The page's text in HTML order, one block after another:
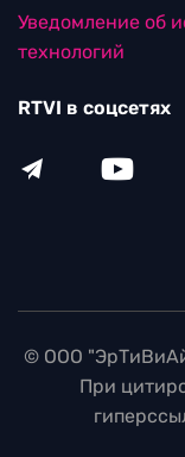
Уведомление об
технологий
RTVI в соцсетях
© ООО
При